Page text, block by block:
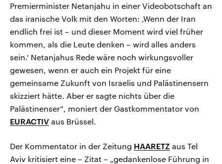
Premierminister Netanjahu in einer Videobotschaft an
das iranische Volk mit den Worten: ‚Wenn der Iran
endlich frei ist – und dieser Moment wird viel früher
kommen, als die Leute denken – wird alles anders
sein.‘ Netanjahus Rede wäre noch wirkungsvoller
gewesen, wenn er auch ein Projekt für eine
gemeinsame Zukunft von Israelis und Palästinensern
skizziert hätte. Aber er sagte nichts über die
Palästinenser“, moniert der Gastkommentator von
EURACTIV aus Brüssel.
Der Kommentator in der Zeitung HAARETZ aus Tel
Aviv kritisiert eine – Zitat – „gedankenlose Führung in